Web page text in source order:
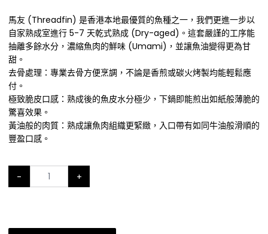
馬友 (Threadfin) 是香港本地最優質的魚種之一，我們更進一步以
自家熟成室進行 5-7 天乾式熟成 (Dry-aged)。這套嚴謹的工序能
抽離多餘水分，濃縮魚肉的鮮味 (Umami)，並讓魚油變得更為甘
甜。
去骨處理：專業去骨方便烹調，不論是香煎或碳火烤製均能輕鬆應
付。
極致脆皮口感：熟成後的魚皮水分極少，下鍋即能煎出如紙般薄脆的
驚喜效果。
黃油般的肉質：熟成讓魚肉組織更緊緻，入口帶有如同牛油般滑順的
豐盈口感。
- +